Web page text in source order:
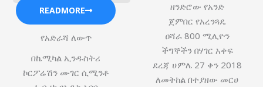
READMORE
የአድራሻ ለውጥ
በኬሚካል ኢንዱስትሪ
ኮርፖሬሽን ሙገር ሲሚንቶ
ዘንድሮው የአንድ
ጀምበር የአረንጓዴ
ዐሻራ 800 ሚሊዮን
ችግኞችን በሃገር አቀፍ
ደረጃ ሀምሌ 27 ቀን 2018
ለመትከል በተያዘው መርሀ